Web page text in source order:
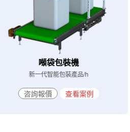
噸袋包裝機
新一代智能包裝產品/h
咨詢報價 查看案例